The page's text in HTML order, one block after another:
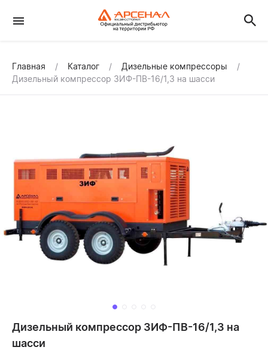
Главная Каталог
Дизельные компрессоры
Дизельный компрессор ЗИФ-ПВ-16/1,3 на шасси
Дизельный компрессор ЗИФ-ПВ-16/1,3 на
шасси